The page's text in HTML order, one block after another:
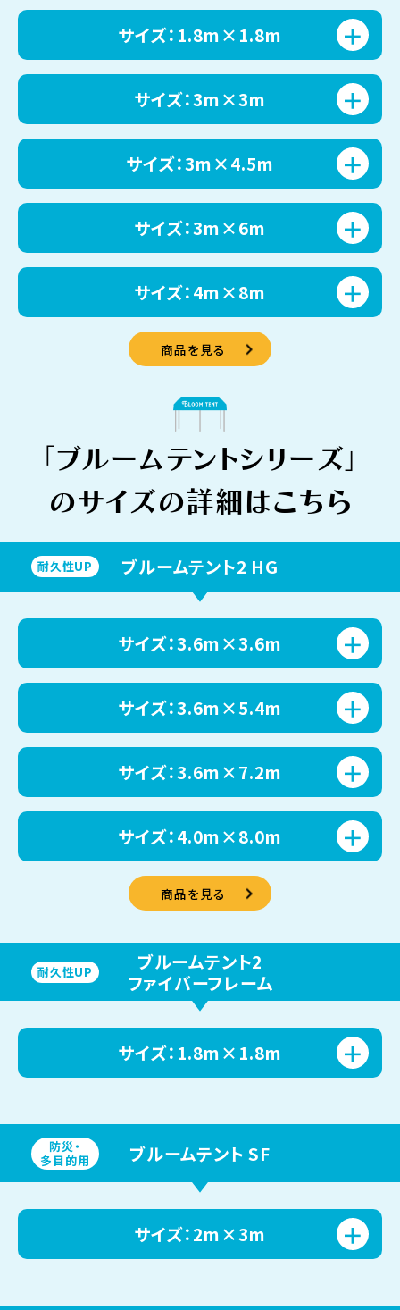
サイズ：1.8m×1.8m
サイズ：3m×3m
サイズ：3m×4.5m
サイズ：3m×6m
サイズ：4m×8m
商品を見る
「ブルームテントシリーズ」
のサイズの詳細はこちら
耐久性UP ブルームテント2 HG
サイズ：3.6m×3.6m
サイズ：3.6m×5.4m
サイズ：3.6m×7.2m
サイズ：4.0m×8.0m
商品を見る
耐久性UP
ブルームテント2
ファイバーフレーム
サイズ：1.8m×1.8m
防災・
多目的用
ブルームテント SF
サイズ：2m×3m